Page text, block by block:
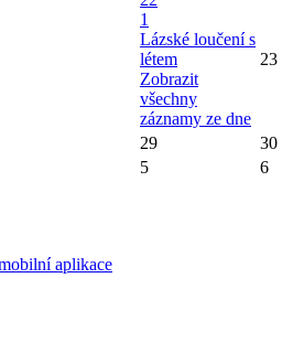
1
Lázské loučení s
létem
Zobrazit
všechny
záznamy ze dne
23
29
30
5 6